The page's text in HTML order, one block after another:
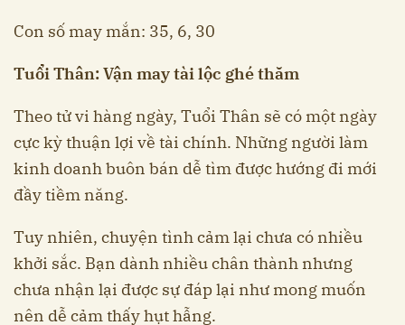
Con số may mắn: 35, 6, 30
Tuổi Thân: Vận may tài lộc ghé thăm
Theo tử vi hàng ngày, Tuổi Thân sẽ có một ngày
cực kỳ thuận lợi về tài chính. Những người làm
kinh doanh buôn bán dễ tìm được hướng đi mới
đầy tiềm năng.
Tuy nhiên, chuyện tình cảm lại chưa có nhiều
khởi sắc. Bạn dành nhiều chân thành nhưng
chưa nhận lại được sự đáp lại như mong muốn
nên dễ cảm thấy hụt hẫng.